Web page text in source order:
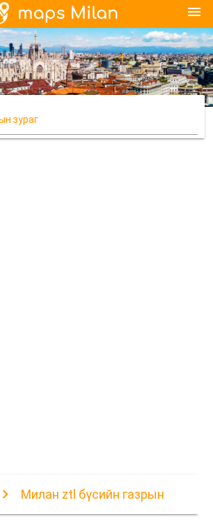
menu
зураг
Милан ztl бүсийн газрын